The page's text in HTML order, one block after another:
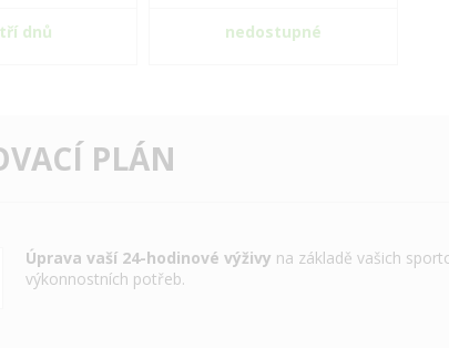
dnů nedostupné
PLÁN
Úprava vaší 24-hodinové výživy na základě vašich
výkonnostních potřeb.